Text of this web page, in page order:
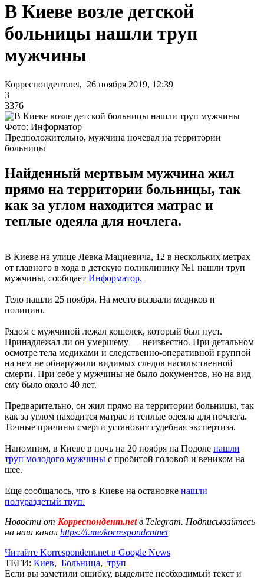
В Киеве возле детской
больницы нашли труп
мужчины
Корреспондент.net, 26 ноября 2019, 12:39
3
3376
Фото: Информатор
Предположительно, мужчина ночевал на территории
больницы
Найденный мертвым мужчина жил
прямо на территории больницы, так
как за углом находится матрас и
теплые одеяла для ночлега.
В Киеве на улице Левка Мациевича, 12 в нескольких метрах
от главного в хода в детскую поликлинику №1 нашли труп
мужчины, сообщает Информатор.
Тело нашли 25 ноября. На место вызвали медиков и
полицию.
Рядом с мужчиной лежал кошелек, который был пуст.
Принадлежал ли он умершему — неизвестно. При детальном
осмотре тела медиками и следственно-оперативной группой
на нем не обнаружили видимых следов насильственной
смерти. При себе у мужчины не было документов, но на вид
ему было около 40 лет.
Предварительно, он жил прямо на территории больницы, так
как за углом находится матрас и теплые одеяла для ночлега.
Точные причины смерти установит судебная экспертиза.
Напомним, в Киеве в ночь на 20 ноября на Подоле нашли
труп молодого мужчины с пробитой головой и веником на
шее.
Еще сообщалось, что в Киеве на остановке нашли
полураздетый труп.
Новости от Корреспондент.netв Telegram. Подписывайтесь
на наш канал https://t.me/korrespondentnet
Читайте Korrespondent.net в Google News
ТЕГИ: Киев, Больница, труп
Если вы заметили ошибку, выделите необходимый текст и